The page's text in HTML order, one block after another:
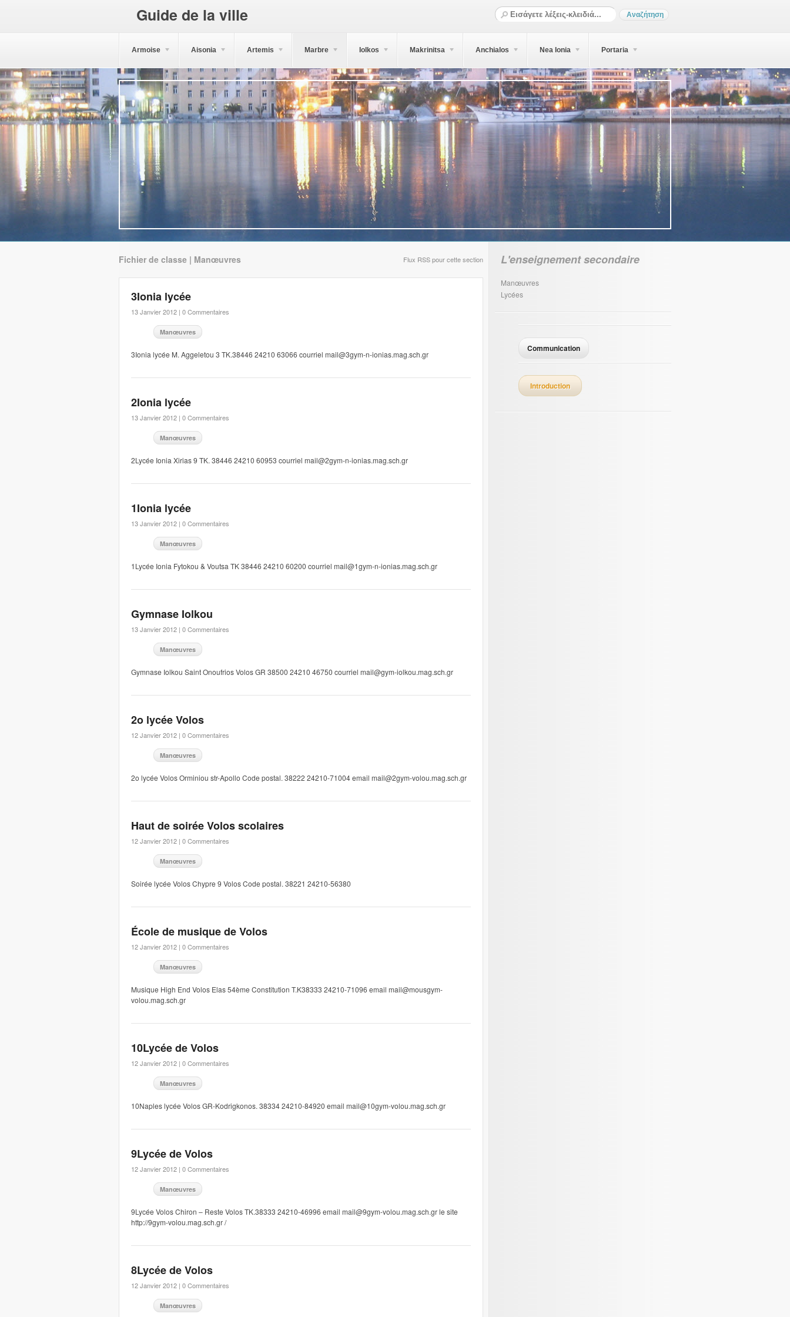
Guide de la ville
Armoise Aisonia Artemis Marbre Iolkos Makrinitsa Anchialos Nea Ionia Portaria
Fichier de classe | Manœuvres Flux RSS pour cette section
3Ionia lycée
13 Janvier 2012 | 0 Commentaires
Manœuvres
3Ionia lycée M. Aggeletou 3 TK.38446 24210 63066 courriel mail@3gym-n-ionias.mag.sch.gr
2Ionia lycée
13 Janvier 2012 | 0 Commentaires
Manœuvres
2Lycée Ionia Xirias 9 TK. 38446 24210 60953 courriel mail@2gym-n-ionias.mag.sch.gr
1Ionia lycée
13 Janvier 2012 | 0 Commentaires
Manœuvres
1Lycée Ionia Fytokou & Voutsa TK 38446 24210 60200 courriel mail@1gym-n-ionias.mag.sch.gr
Gymnase Iolkou
13 Janvier 2012 | 0 Commentaires
Manœuvres
Gymnase Iolkou Saint Onoufrios Volos GR 38500 24210 46750 courriel mail@gym-iolkou.mag.sch.gr
2o lycée Volos
12 Janvier 2012 | 0 Commentaires
Manœuvres
2o lycée Volos Orminiou str-Apollo Code postal. 38222 24210-71004 email mail@2gym-volou.mag.sch.gr
Haut de soirée Volos scolaires
12 Janvier 2012 | 0 Commentaires
Manœuvres
Soirée lycée Volos Chypre 9 Volos Code postal. 38221 24210-56380
École de musique de Volos
12 Janvier 2012 | 0 Commentaires
Manœuvres
Musique High End Volos Elas 54ème Constitution T.K38333 24210-71096 email mail@mousgym-
volou.mag.sch.gr
10Lycée de Volos
12 Janvier 2012 | 0 Commentaires
Manœuvres
10Naples lycée Volos GR-Kodrigkonos. 38334 24210-84920 email mail@10gym-volou.mag.sch.gr
9Lycée de Volos
12 Janvier 2012 | 0 Commentaires
Manœuvres
9Lycée Volos Chiron – Reste Volos TK.38333 24210-46996 email mail@9gym-volou.mag.sch.gr le site
http://9gym-volou.mag.sch.gr /
8Lycée de Volos
12 Janvier 2012 | 0 Commentaires
Manœuvres
L'enseignement secondaire
Manœuvres
Lycées
Communication
Introduction